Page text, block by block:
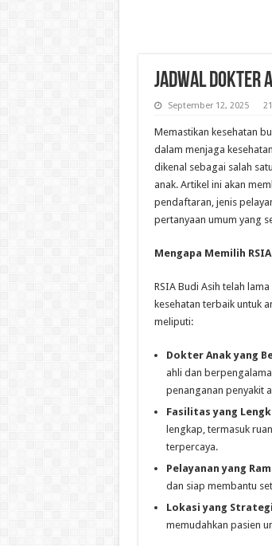
Jadwal Dokter
September 12, 2025
Memastikan kesehatan
dalam menjaga
dikenal sebagai salah
anak. Artikel ini akan
pendaftaran, jenis
pertanyaan umum yang
Mengapa Memilih
RSIA Budi Asih telah
kesehatan terbaik untuk
meliputi:
Dokter Anak yang
ahli dan
penanganan penyakit
Fasilitas yang
lengkap, termasuk
terpercaya.
Pelayanan yang
dan siap membantu
Lokasi yang
memudahkan pasien